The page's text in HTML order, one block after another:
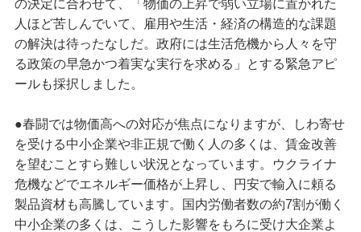
の決定に合わせて、「物価の上昇で弱い立場に置かれた
人ほど苦しんでいて、雇用や生活・経済の構造的な課題
の解決は待ったなしだ。政府には生活危機から人々を守
る政策の早急かつ着実な実行を求める」とする緊急アピ
ールも採択しました。
●春闘では物価高への対応が焦点になりますが、しわ寄せ
を受ける中小企業や非正規で働く人の多くは、賃金改善
を望むことすら難しい状況となっています。ウクライナ
危機などでエネルギー価格が上昇し、円安で輸入に頼る
製品資材も高騰しています。国内労働者数の約7割が働く
中小企業の多くは、こうした影響をもろに受け大企業よ